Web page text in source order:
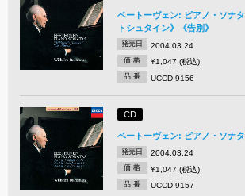
ベートーヴェン: ピアノ・ソナ
トシュタイン》《告別》
発売日 2004.03.24
価 格 ¥1,047 (税込)
品 番 UCCD-9156
CD
ベートーヴェン: ピアノ・ソナ
発売日 2004.03.24
価 格 ¥1,047 (税込)
品 番 UCCD-9157